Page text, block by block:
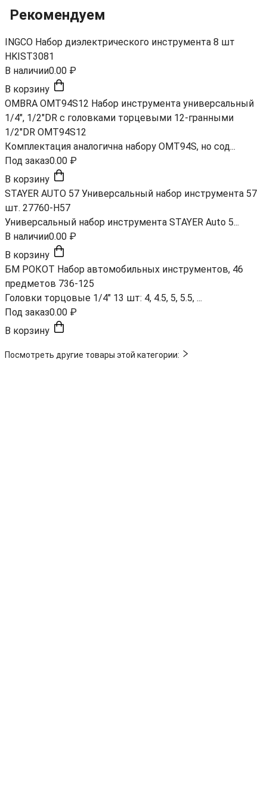
Рекомендуем
INGCO Набор диэлектрического инструмента 8 шт
HKIST3081
В наличии0.00 ₽
В корзину
OMBRA OMT94S12 Набор инструмента универсальный
1/4", 1/2"DR с головками торцевыми 12-гранными
1/2"DR OMT94S12
Комплектация аналогична набору OMT94S, но сод...
Под заказ0.00 ₽
В корзину
STAYER AUTO 57 Универсальный набор инструмента 57
шт. 27760-H57
Универсальный набор инструмента STAYER Auto 5...
В наличии0.00 ₽
В корзину
БМ РОКОТ Набор автомобильных инструментов, 46
предметов 736-125
Головки торцовые 1/4" 13 шт: 4, 4.5, 5, 5.5, ...
Под заказ0.00 ₽
В корзину
Посмотреть другие товары этой категории: